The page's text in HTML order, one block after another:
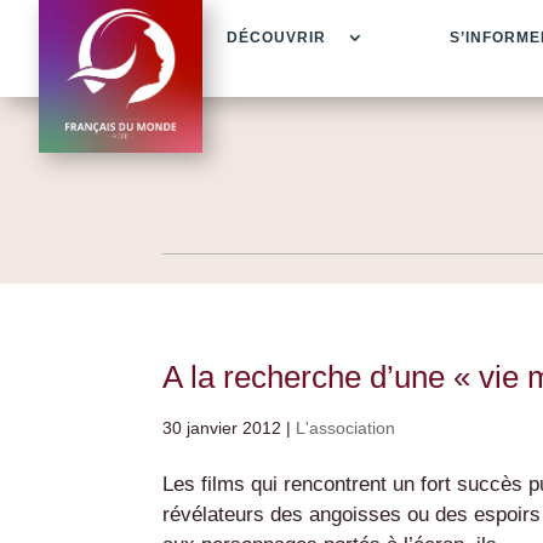
DÉCOUVRIR
A la recherche d’une « vie
30 janvier 2012 | L'association
Les films qui rencontrent un fort succès
révélateurs des angoisses ou des